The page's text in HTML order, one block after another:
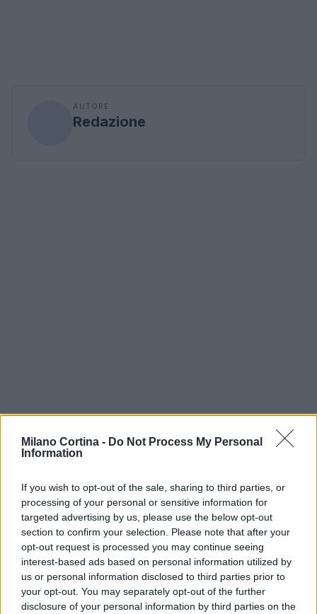
Milano Cortina - Do Not Process My Personal
Information
If you wish to opt-out of the sale, sharing to third parties, or
processing of your personal or sensitive information for
targeted advertising by us, please use the below opt-out
section to confirm your selection. Please note that after your
opt-out request is processed you may continue seeing
interest-based ads based on personal information utilized by
us or personal information disclosed to third parties prior to
your opt-out. You may separately opt-out of the further
disclosure of your personal information by third parties on the
AUTORE
Redazione
Continua a leggere
NEWS